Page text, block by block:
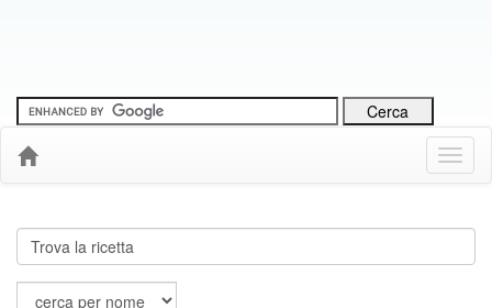
Menu
Down
Cerca